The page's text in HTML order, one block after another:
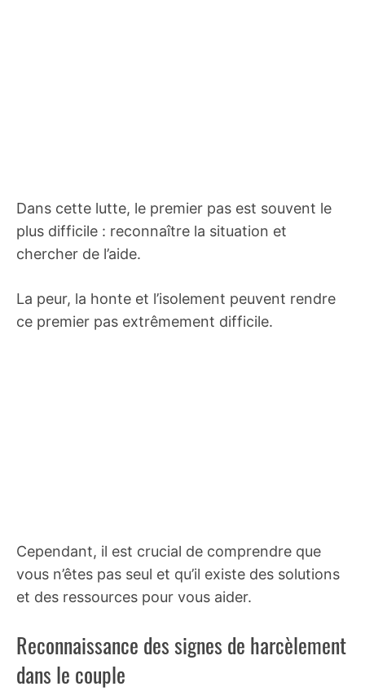
Dans cette lutte, le premier pas est souvent le
plus difficile : reconnaître la situation et
chercher de l’aide.
La peur, la honte et l’isolement peuvent rendre
ce premier pas extrêmement difficile.
Cependant, il est crucial de comprendre que
vous n’êtes pas seul et qu’il existe des solutions
et des ressources pour vous aider.
Reconnaissance des signes de harcèlement
dans le couple